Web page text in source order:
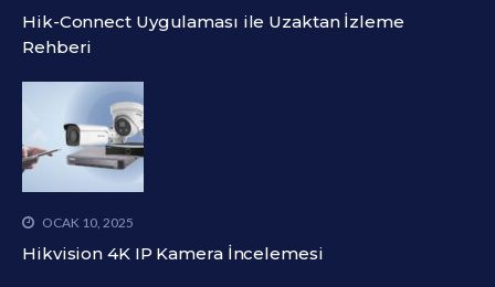
Hik-Connect Uygulaması ile Uzaktan İzleme
Rehberi
OCAK 10, 2025
Hikvision 4K IP Kamera İncelemesi